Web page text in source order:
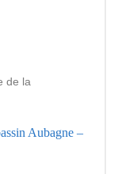
de la
Aubagne –